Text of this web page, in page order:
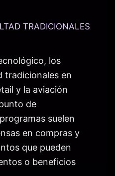
TRADICIONALES
los
tradicionales en
y la aviación
de
suelen
en compras y
que pueden
o beneficios